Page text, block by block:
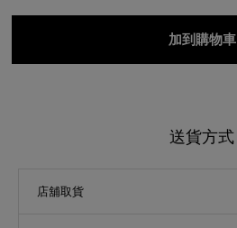
加到購物車
送貨方式
店舖取貨